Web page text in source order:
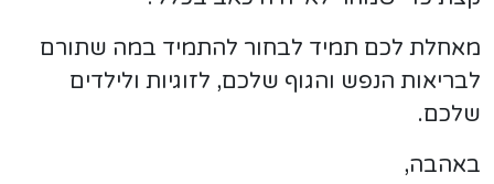
מאחלת לכם תמיד לבחור להתמיד במה שתורם
לבריאות הנפש והגוף שלכם, לזוגיות ולילדים
שלכם.
באהבה,